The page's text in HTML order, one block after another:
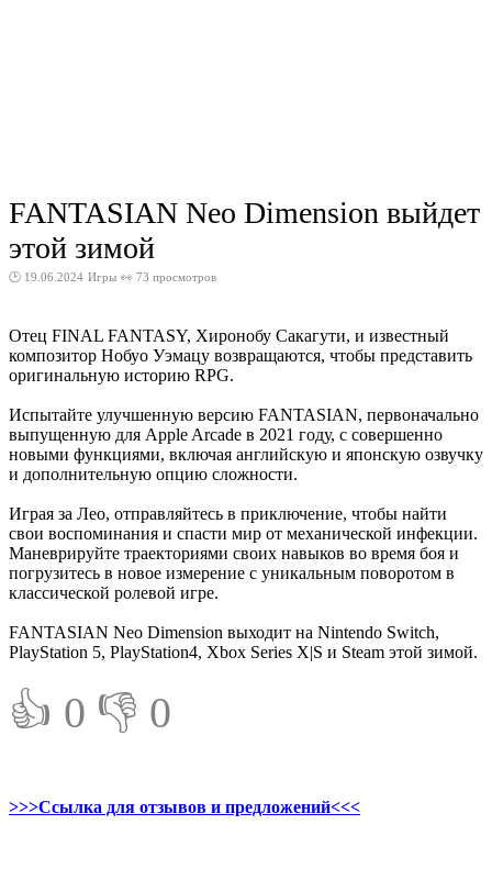
FANTASIAN Neo Dimension выйдет
этой зимой
🕑 19.06.2024 Игры 👀 73 просмотров
Отец FINAL FANTASY, Хиронобу Сакагути, и известный
композитор Нобуо Уэмацу возвращаются, чтобы представить
оригинальную историю RPG.
Испытайте улучшенную версию FANTASIAN, первоначально
выпущенную для Apple Arcade в 2021 году, с совершенно
новыми функциями, включая английскую и японскую озвучку
и дополнительную опцию сложности.
Играя за Лео, отправляйтесь в приключение, чтобы найти
свои воспоминания и спасти мир от механической инфекции.
Маневрируйте траекториями своих навыков во время боя и
погрузитесь в новое измерение с уникальным поворотом в
классической ролевой игре.
FANTASIAN Neo Dimension выходит на Nintendo Switch,
PlayStation 5, PlayStation4, Xbox Series X|S и Steam этой зимой.
👍 0 👎 0
>>>Ссылка для отзывов и предложений<<<